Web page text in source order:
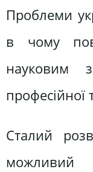
Проблеми
в чому
науковим
професійної
Сталий
можливий